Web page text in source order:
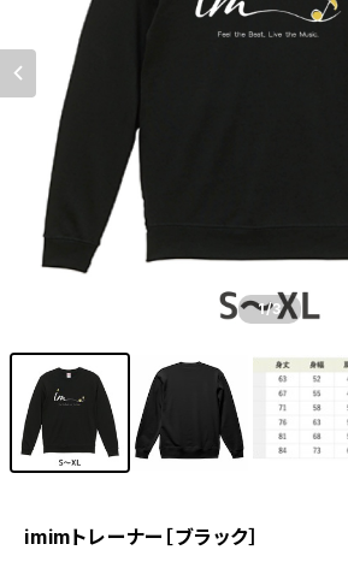
1/3
imimトレーナー［ブラック］